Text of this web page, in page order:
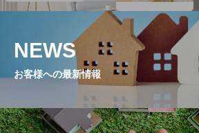
NEWS
お客様への最新情報